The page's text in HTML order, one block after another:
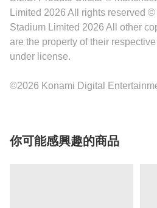
Limited 2026 All rights reserved
Stadium Limited 2026 All other
are the property of their
under license.
©2026 Konami Digital
你可能感興趣的商品